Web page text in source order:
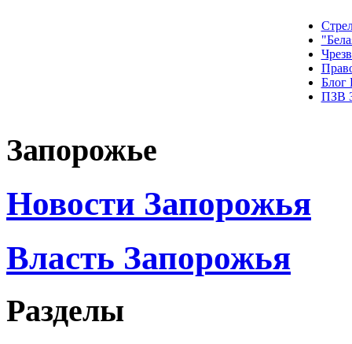
Блог
ПЗВ
Запорожье
Новости Запорожья
Власть Запорожья
Разделы